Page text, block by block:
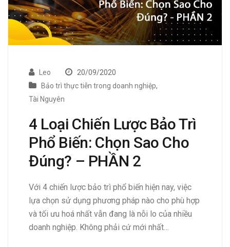
Leo
20/09/2020
Bảo trì thực tiễn trong doanh nghiệp,
Tài Nguyên
4 Loại Chiến Lược Bảo Trì
Phổ Biến: Chọn Sao Cho
Đúng? – PHẦN 2
Với 4 chiến lược bảo trì phổ biến hiện nay, việc
lựa chọn sử dụng phương pháp nào cho phù hợp
và tối ưu hoá nhất vẫn đang là nỗi lo của nhiều
doanh nghiệp. Không phải cứ mới nhất…